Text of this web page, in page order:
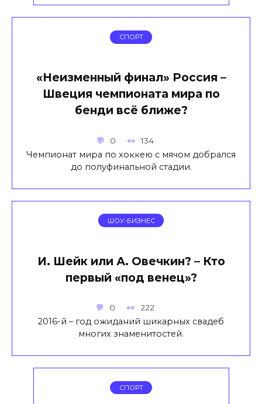
СПОРТ
«Неизменный финал» Россия –
Швеция чемпионата мира по
бенди всё ближе?
0 134
Чемпионат мира по хоккею с мячом добрался
до полуфинальной стадии.
ШОУ-БИЗНЕС
И. Шейк или А. Овечкин? – Кто
первый «под венец»?
0 222
2016-й – год ожиданий шикарных свадеб
многих знаменитостей.
СПОРТ